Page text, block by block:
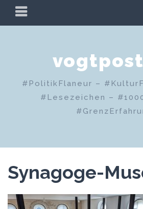
Zum
PRIMÄRES
MENÜ
#PolitikFlaneur –
#Lesezeichen –
Synagoge-